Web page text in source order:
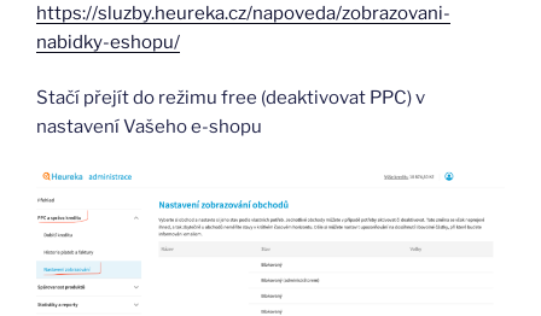
https://sluzby.heureka.cz/napoveda/zobrazovani-
nabidky-eshopu/
Stačí přejít do režimu free (deaktivovat PPC) v
nastavení Vašeho e-shopu